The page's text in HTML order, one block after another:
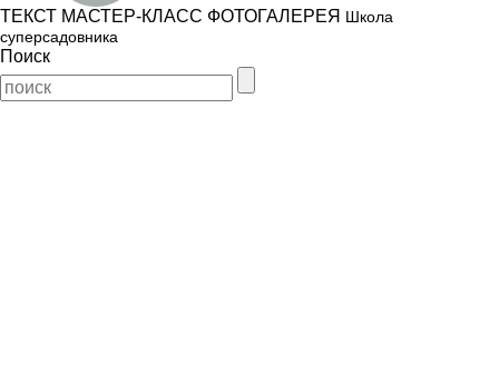
ТЕКСТ МАСТЕР-КЛАСС ФОТОГАЛЕРЕЯ Школа
суперсадовника
Поиск